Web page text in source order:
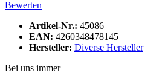
Bewerten
Artikel-Nr.: 45086
EAN: 4260348478145
Hersteller: Diverse Hersteller
Bei uns immer